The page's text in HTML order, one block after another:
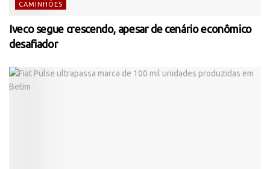
CAMINHÕES
Iveco segue crescendo, apesar de cenário econômico
desafiador